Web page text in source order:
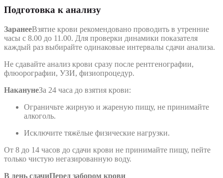
Подготовка к анализу
ЗаранееВзятие крови рекомендовано проводить в утренние
часы с 8.00 до 11.00. Для проверки динамики показателя
каждый раз выбирайте одинаковые интервалы сдачи анализа.
Не сдавайте анализ крови сразу после рентгенографии,
флюорографии, УЗИ, физиопроцедур.
НаканунеЗа 24 часа до взятия крови:
Ограничьте жирную и жареную пищу, не принимайте
алкоголь.
Исключите тяжёлые физические нагрузки.
От 8 до 14 часов до сдачи крови не принимайте пищу, пейте
только чистую негазированную воду.
В день сдачиПеред забором крови